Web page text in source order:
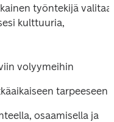
työntekijä
kulttuuria,
volyymeihin
tarpeeseen
osaamisella ja